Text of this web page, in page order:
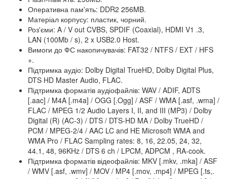
Оперативна пам'ять: DDR2 256MB.
Матеріал корпусу: пластик, чорний.
Роз'єми: A / V out CVBS, SPDIF (Coaxial), HDMI V1 .3,
LAN (100Mb / s), 2 x USB2.0 Host.
Вимоги до ФС накопичувачів: FAT32 / NTFS / EXT / HFS
+.
Підтримка аудіо: Dolby Digital TrueHD, Dolby Digital Plus,
DTS HD Master Audio, FLAC.
Підтримка форматів аудіофайлів: WAV / ADIF, ADTS
[.aac] / M4A [.m4a] / OGG [.Ogg] / ASF / WMA [.asf, .wma] /
FLAC / MPEG 1/2 Audio Layers I, II, and III (MP3) / Dolby
Digital (R) (AC-3) / DTS / DTS-HD MA / Dolby TrueHD /
PCM / MPEG-2/4 / AAC LC and HE Microsoft WMA and
WMA Pro / FLAC Sampling rates: 8, 16, 22.05, 24, 32,
44.1, 48, 96KHz / DTS 6 ch / LPCM, ADPCM , RA-cook.
Підтримка форматів відеофайлів: MKV [.mkv, .mka] / ASF
/ WMV [.asf, .wmv] / MOV / MP4 [.mov, .mp4] / MPEG [.ts,.